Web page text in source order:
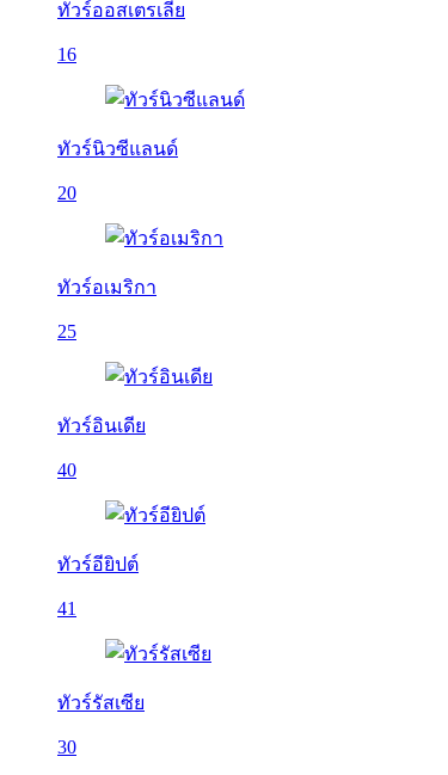
ทัวร์ออสเตรเลีย
16
ทัวร์นิวซีแลนด์
20
ทัวร์อเมริกา
25
ทัวร์อินเดีย
40
ทัวร์อียิปต์
41
ทัวร์รัสเซีย
30